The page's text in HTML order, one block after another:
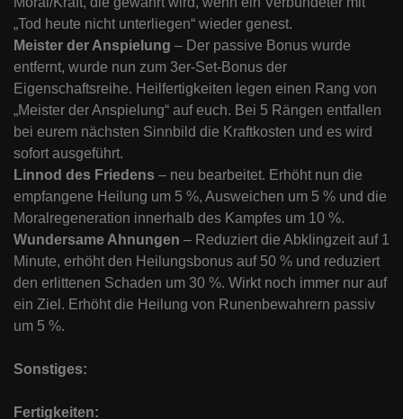
„Tod heute nicht unterliegen“ wieder genest.
Meister der Anspielung – Der passive Bonus wurde
entfernt, wurde nun zum 3er-Set-Bonus der
Eigenschaftsreihe. Heilfertigkeiten legen einen Rang von
„Meister der Anspielung“ auf euch. Bei 5 Rängen entfallen
bei eurem nächsten Sinnbild die Kraftkosten und es wird
sofort ausgeführt.
Linnod des Friedens – neu bearbeitet. Erhöht nun die
empfangene Heilung um 5 %, Ausweichen um 5 % und die
Moralregeneration innerhalb des Kampfes um 10 %.
Wundersame Ahnungen – Reduziert die Abklingzeit auf 1
Minute, erhöht den Heilungsbonus auf 50 % und reduziert
den erlittenen Schaden um 30 %. Wirkt noch immer nur auf
ein Ziel. Erhöht die Heilung von Runenbewahrern passiv
um 5 %.
Sonstiges:
Fertigkeiten: